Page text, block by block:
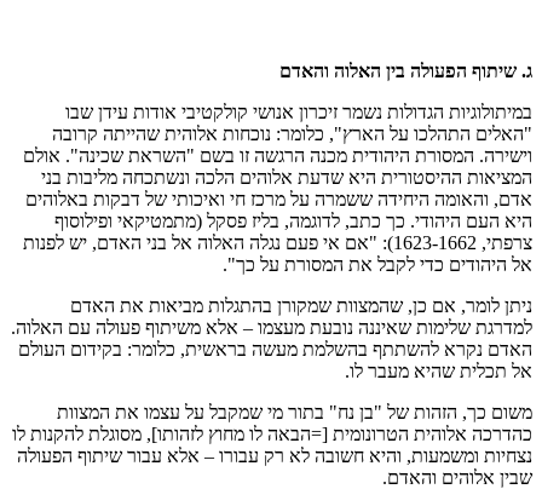
ג. שיתוף הפעולה בין האלוה והאדם
במיתולוגיות הגדולות נשמר זיכרון אנושי קולקטיבי אודות עידן שבו
"האלים התהלכו על הארץ", כלומר: נוכחות אלוהית שהייתה קרובה
וישירה. המסורת היהודית מכנה הרגשה זו בשם "השראת שכינה". אולם
המציאות ההיסטורית היא שדעת אלוהים הלכה ונשתכחה מליבות בני
אדם, והאומה היחידה ששמרה על מרכז חי ואיכותי של דבקות באלוהים
היא העם היהודי. כך כתב, לדוגמה, בליז פסקל (מתמטיקאי ופילוסוף
צרפתי, 1623-1662): "אם אי פעם נגלה האלוה אל בני האדם, יש לפנות
אל היהודים כדי לקבל את המסורת על כך".
ניתן לומר, אם כן, שהמצוות שמקורן בהתגלות מביאות את האדם
למדרגת שלימות שאיננה נובעת מעצמו – אלא משיתוף פעולה עם האלוה.
האדם נקרא להשתתף בהשלמת מעשה בראשית, כלומר: בקידום העולם
אל תכלית שהיא מעבר לו.
משום כך, הזהות של "בן נח" בתור מי שמקבל על עצמו את המצוות
כהדרכה אלוהית הטרונומית [=הבאה לו מחוץ לזהותו], מסוגלת להקנות לו
נצחיות ומשמעות, והיא חשובה לא רק עבורו – אלא עבור שיתוף הפעולה
שבין אלוהים והאדם.